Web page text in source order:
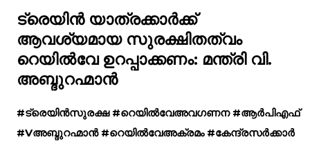
ട്രെയിൻ യാത്രക്കാർക്ക്
ആവശ്യമായ സുരക്ഷിതത്വം
റെയിൽവേ ഉറപ്പാക്കണം: മന്ത്രി വി.
അബ്ദുറഹ്മാൻ
#ട്രെയിൻസുരക്ഷ #റെയിൽവേഅവഗണന #ആർപിഎഫ്
#Vഅബ്ദുറഹ്മാൻ #റെയിൽവേഅക്രമം #കേന്ദ്രസർക്കാർ